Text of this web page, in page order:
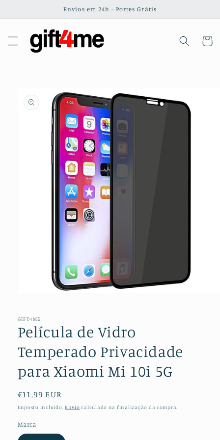
conteúdo
Envios em 24h - Portes Grátis
informação
do produto
1
modal
GIFT4ME
Película de Vidro
Temperado Privacidade
para Xiaomi Mi 10i 5G
Preço
normal
€11,99 EUR
Imposto incluído. Envio calculado na finalização da compra.
Marca